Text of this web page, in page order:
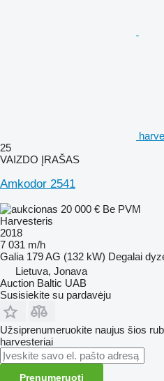
25
VAIZDO ĮRAŠAS
Amkodor 2541
20 000 € Be PVM
Harvesteris
2018
7 031 m/h
Galia 179 AG (132 kW) Degalai
Lietuva, Jonava
Auction Baltic UAB
Susisiekite su pardavėju
Užsiprenumeruokite naujus šios
harvesteriai
Prenumeruoti